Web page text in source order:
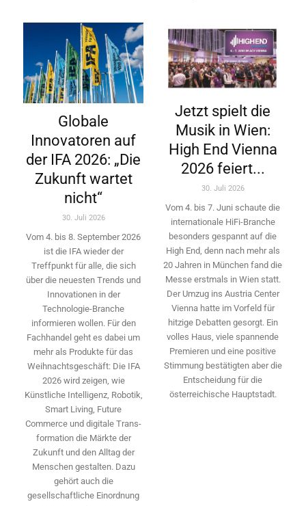
Globale
Innovatoren auf
der IFA 2026: „Die
Zukunft wartet
nicht“
30. Juli 2026
Vom 4. bis 8. September 2026
ist die IFA wieder der
Treffpunkt für alle, die sich
über die neuesten Trends und
Innovationen in der
Technologie-­Branche
informieren wollen. Für den
Fachhandel geht es dabei um
mehr als Produkte für das
Weihnachtsgeschäft: Die IFA
2026 wird ­zeigen, wie
Künstliche Intelligenz, Robotik,
Smart Living, Future
Commerce und digitale Trans­
formation die Märkte der
Zukunft und den Alltag der
Menschen gestalten. Dazu
gehört auch die
gesellschaftliche Einordnung
Jetzt spielt die
Musik in Wien:
High End Vienna
2026 feiert...
30. Juli 2026
Vom 4. bis 7. Juni schaute die
internationale HiFi-Branche
besonders gespannt auf die
High End, denn nach mehr als
20 Jahren in München fand die
Messe erstmals in Wien statt.
Der Umzug ins Austria Center
Vienna hatte im Vorfeld für
hitzige Debatten gesorgt. Ein
volles Haus, viele spannende
Premieren und eine positive
Stimmung bestätigten aber die
Entscheidung für die
österreichische Hauptstadt.